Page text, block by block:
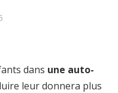
dans une auto-
leur donnera plus